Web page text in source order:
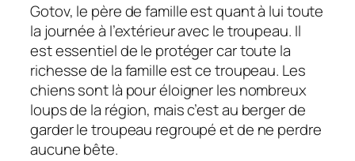
Gotov, le père de famille est quant à lui toute
la journée à l’extérieur avec le troupeau. Il
est essentiel de le protéger car toute la
richesse de la famille est ce troupeau. Les
chiens sont là pour éloigner les nombreux
loups de la région, mais c’est au berger de
garder le troupeau regroupé et de ne perdre
aucune bête.